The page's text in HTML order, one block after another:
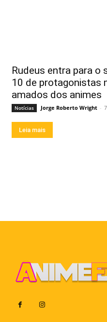
Rudeus entra para o
10 de protagonistas
amados dos animes
Notícias Jorge Roberto Wright -
Leia mais